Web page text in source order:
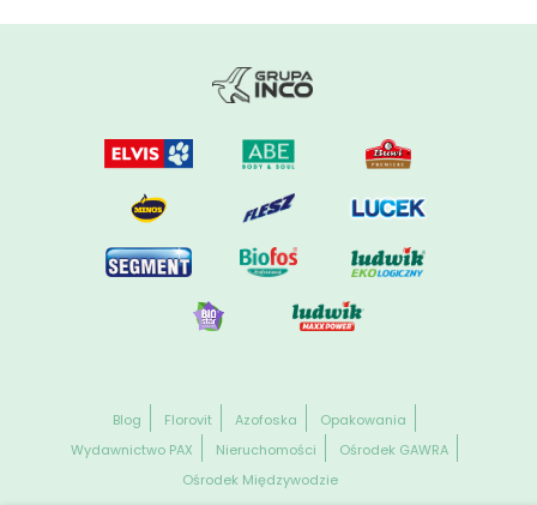
Blog Florovit Azofoska
Opakowania
Wydawnictwo PAX
Nieruchomości
Ośrodek GAWRA
Ośrodek Międzywodzie